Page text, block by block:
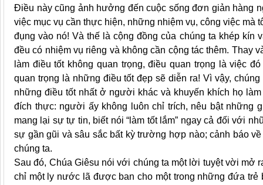
Điều này cũng ảnh hưởng đến cuộc sống đơn giản hàng
việc mục vụ cần thực hiện, những nhiệm vụ, công việc mà
đụng vào nó! Và thế là cộng đồng của chúng ta khép
đều có nhiệm vụ riêng và không cần cộng tác thêm.
làm điều tốt không quan trọng, điều quan trọng là việc
quan trọng là những điều tốt đẹp sẽ diễn ra! Vì vậy,
những điều tốt nhất ở người khác và khuyến khích họ
đích thực: người ấy không luôn chỉ trích, nêu bật những
mang lại sự tự tin, biết nói “làm tốt lắm” ngay cả đối với
sự gần gũi và sâu sắc bất kỳ trường hợp nào; cảnh báo
chúng ta.
Sau đó, Chúa Giêsu nói với chúng ta một lời tuyệt vời mở
chỉ một ly nước lã được ban cho một trong những đứa